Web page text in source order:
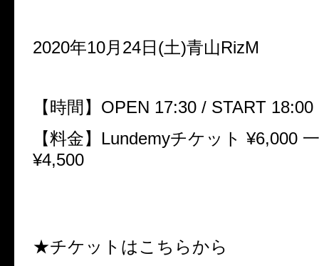
2020年10月24日(土)青山RizM
【時間】OPEN 17:30 / START 18:00
【料金】Lundemyチケット ¥6,000
¥4,500
★チケットはこちらから